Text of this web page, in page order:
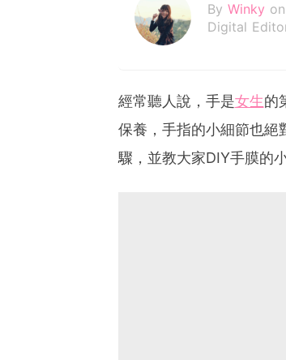
By Winky
Digital
經常聽人說，手是女生的
保養，手指的小細節也絕
驟，並教大家DIY手膜的